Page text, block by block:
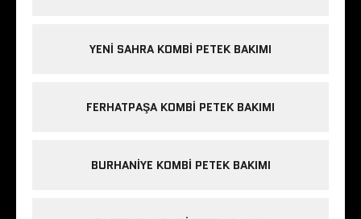
YENI SAHRA KOMBI PETEK BAKIMI
FERHATPAŞA KOMBI PETEK BAKIMI
BURHANIYE KOMBI PETEK BAKIMI